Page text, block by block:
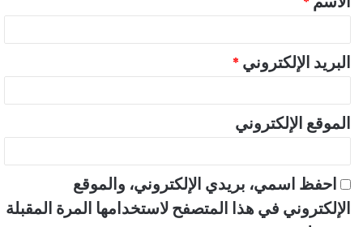
*
البريد الإلكتروني *
الموقع الإلكتروني
احفظ اسمي، بريدي الإلكتروني، والموقع
الإلكتروني في هذا المتصفح لاستخدامها المرة المقبلة